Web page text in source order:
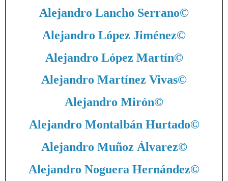
Alejandro Lancho Serrano©
Alejandro López Jiménez©
Alejandro López Martín©
Alejandro Martínez Vivas©
Alejandro Mirón©
Alejandro Montalbán Hurtado©
Alejandro Muñoz Álvarez©
Alejandro Noguera Hernández©